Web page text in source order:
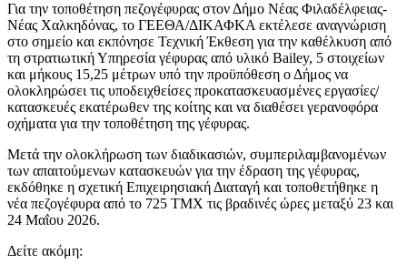
Για την τοποθέτηση πεζογέφυρας στον Δήμο Νέας Φιλαδέλφειας-
Νέας Χαλκηδόνας, το ΓΕΕΘΑ/ΔΙΚΑΦΚΑ εκτέλεσε αναγνώριση
στο σημείο και εκπόνησε Τεχνική Έκθεση για την καθέλκυση από
τη στρατιωτική Υπηρεσία γέφυρας από υλικό Bailey, 5 στοιχείων
και μήκους 15,25 μέτρων υπό την προϋπόθεση ο Δήμος να
ολοκληρώσει τις υποδειχθείσες προκατασκευασμένες εργασίες/
κατασκευές εκατέρωθεν της κοίτης και να διαθέσει γερανοφόρα
οχήματα για την τοποθέτηση της γέφυρας.
Μετά την ολοκλήρωση των διαδικασιών, συμπεριλαμβανομένων
των απαιτούμενων κατασκευών για την έδραση της γέφυρας,
εκδόθηκε η σχετική Επιχειρησιακή Διαταγή και τοποθετήθηκε η
νέα πεζογέφυρα από το 725 ΤΜΧ τις βραδινές ώρες μεταξύ 23 και
24 Μαΐου 2026.
Δείτε ακόμη: